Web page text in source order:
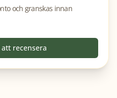
och granskas innan
recensera